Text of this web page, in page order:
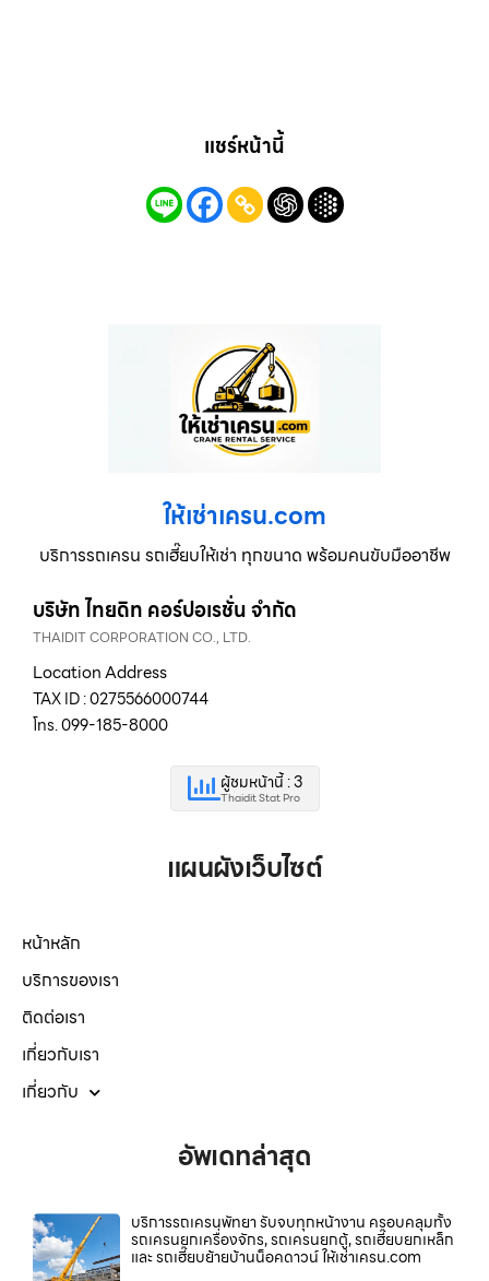
แชร์หน้านี้
ให้เช่าเครน.com
บริการรถเครน รถเฮี๊ยบให้เช่า ทุกขนาด พร้อมคนขับมืออาชีพ
บริษัท ไทยดิท คอร์ปอเรชั่น จำกัด
THAIDIT CORPORATION CO., LTD.
Location Address
TAX ID : 0275566000744
โทร. 099-185-8000
ผู้ชมหน้านี้ : 3
Thaidit Stat Pro
แผนผังเว็บไซต์
หน้าหลัก
บริการของเรา
ติดต่อเรา
เกี่ยวกับเรา
เกี่ยวกับ
อัพเดทล่าสุด
บริการรถเครนพัทยา รับจบทุกหน้างาน ครอบคลุมทั้ง
รถเครนยกเครื่องจักร, รถเครนยกตู้, รถเฮี๊ยบยกเหล็ก
และ รถเฮี๊ยบย้ายบ้านน็อคดาวน์ ให้เช่าเครน.com